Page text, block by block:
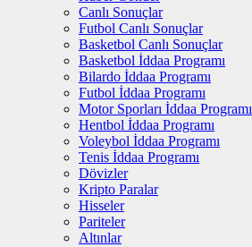
Canlı Sonuçlar
Futbol Canlı Sonuçlar
Basketbol Canlı Sonuçlar
Basketbol İddaa Programı
Bilardo İddaa Programı
Futbol İddaa Programı
Motor Sporları İddaa Programı
Hentbol İddaa Programı
Voleybol İddaa Programı
Tenis İddaa Programı
Dövizler
Kripto Paralar
Hisseler
Pariteler
Altınlar